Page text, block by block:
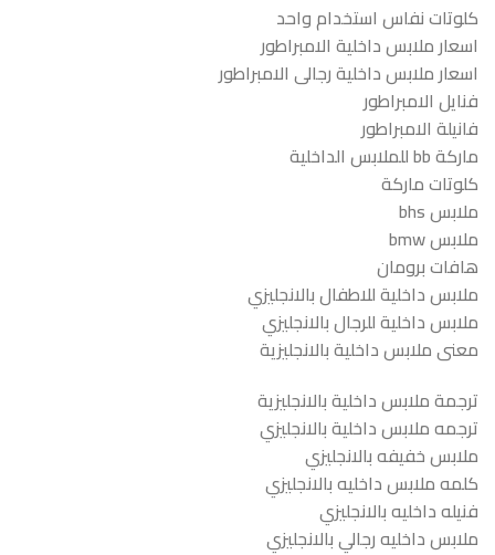
كلوتات نفاس استخدام واحد
اسعار ملابس داخلية الامبراطور
اسعار ملابس داخلية رجالى الامبراطور
فنايل الامبراطور
فانيلة الامبراطور
ماركة bb للملابس الداخلية
كلوتات ماركة
ملابس bhs
ملابس bmw
هافات برومان
ملابس داخلية للاطفال بالانجليزي
ملابس داخلية للرجال بالانجليزي
معنى ملابس داخلية بالانجليزية
ترجمة ملابس داخلية بالانجليزية
ترجمه ملابس داخلية بالانجليزي
ملابس خفيفه بالانجليزي
كلمه ملابس داخليه بالانجليزي
فنيله داخليه بالانجليزي
ملابس داخليه رجالي بالانجليزي